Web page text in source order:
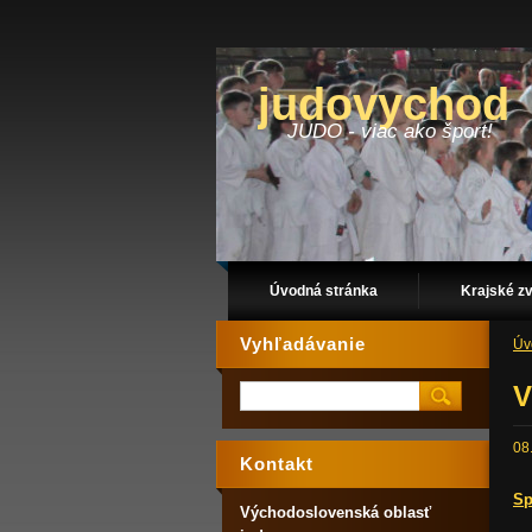
judovychod
JUDO - viac ako šport!
Úvodná stránka Krajské
Vyhľadávanie
Kontakt
Východoslovenská oblasť